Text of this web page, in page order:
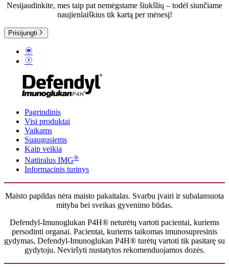
Nesijaudinkite, mes taip pat nemėgstame šiukšlių – todėl siunčiame
naujienlaiškius tik kartą per mėnesį!
Prisijungti
Pagrindinis
Visi produktai
Vaikams
Suaugusiems
Kaip veikia
Natūralus IMG®
Informacinis turinys
Maisto papildas nėra maisto pakaitalas. Svarbu įvairi ir subalansuota
mityba bei sveikas gyvenimo būdas.
Defendyl-Imunoglukan P4H® neturėtų vartoti pacientai, kuriems
persodinti organai. Pacientai, kuriems taikomas imunosupresinis
gydymas, Defendyl-Imunoglukan P4H® turėtų vartoti tik pasitarę su
gydytoju. Neviršyti nustatytos rekomenduojamos dozės.